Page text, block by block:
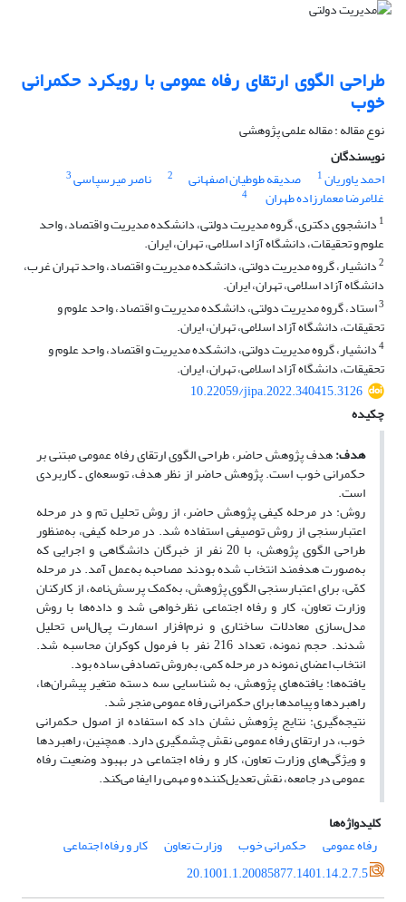
طراحی الگوی ارتقای رفاه عمومی با رویکرد حکمرانی
خوب
نوع مقاله : مقاله علمی پژوهشی
نویسندگان
احمد یاوریان1 صدیقه طوطیان اصفهانی 2 ناصر میرسپاسی3
غلامرضا معمارزاده طهران
4
1 دانشجوی دکتری، گروه مدیریت دولتی، دانشکده مدیریت و اقتصاد، واحد
علوم و تحقیقات، دانشگاه آزاد اسلامی، تهران، ایران.
2دانشیار، گروه مدیریت دولتی، دانشکده مدیریت و اقتصاد، واحد تهران غرب،
دانشگاه آزاد اسلامی، تهران، ایران.
3استاد، گروه مدیریت دولتی، دانشکده مدیریت و اقتصاد، واحد علوم و
تحقیقات، دانشگاه آزاد اسلامی، تهران، ایران.
4دانشیار، گروه مدیریت دولتی، دانشکده مدیریت و اقتصاد، واحد علوم و
تحقیقات، دانشگاه آزاد اسلامی، تهران، ایران.
10.22059/jipa.2022.340415.3126
چکیده
هدف:هدف پژوهش حاضر، طراحی الگوی ارتقای رفاه عمومی مبتنی بر
حکمرانی خوب است. پژوهش حاضر از نظر هدف، توسعه‌ای ـ کاربردی
است.
روش: در مرحله کیفی پژوهش حاضر، از روش تحلیل تم و در مرحله
اعتبارسنجی از روش توصیفی استفاده شد. در مرحله کیفی، به‌منظور
طراحی الگوی پژوهش، با 20 نفر از خبرگان دانشگاهی و اجرایی که
به‌صورت هدفمند انتخاب شده بودند مصاحبه به‌عمل آمد. در مرحله
کمّی، برای اعتبارسنجی الگوی پژوهش، به‌کمک پرسش‌نامه، از کارکنان
وزارت تعاون، کار و رفاه اجتماعی نظرخواهی شد و داده‌ها با روش
مدل‌سازی معادلات ساختاری و نرم‌افزار اسمارت پی‌ال‌اس تحلیل
شدند. حجم نمونه، تعداد 216 نفر با فرمول کوکران محاسبه شد.
انتخاب اعضای نمونه در مرحله کمی، به‌روش تصادفی ساده بود.
یافته‌ها: یافته‌های پژوهش، به شناسایی سه دسته متغیر پیشران‌ها،
راهبردها و پیامدها برای حکمرانی رفاه عمومی منجر شد.
نتیجه‌گیری: نتایج پژوهش نشان داد که استفاده از اصول حکمرانی
خوب، در ارتقای رفاه عمومی نقش چشمگیری دارد. همچنین، راهبردها
و ویژگی‌های وزارت تعاون، کار و رفاه اجتماعی در بهبود وضعیت رفاه
عمومی در جامعه، نقش تعدیل‌کننده‌ و مهمی را ایفا می‌کند.
کلیدواژه‌ها
رفاه عمومی
حکمرانی خوب وزارت تعاون
کار و رفاه اجتماعی
20.1001.1.20085877.1401.14.2.7.5